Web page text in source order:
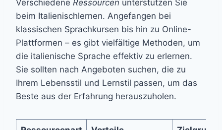
Verschiedene Ressourcen unterstützen Sie
beim Italienischlernen. Angefangen bei
klassischen Sprachkursen bis hin zu Online-
Plattformen – es gibt vielfältige Methoden, um
die italienische Sprache effektiv zu erlernen.
Sie sollten nach Angeboten suchen, die zu
Ihrem Lebensstil und Lernstil passen, um das
Beste aus der Erfahrung herauszuholen.